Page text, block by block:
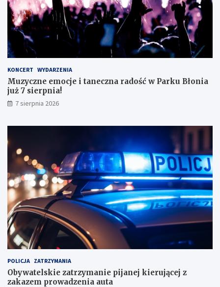
s
k
o
n
a
ł
m
i
w
y
k
a
m
KONCERT WYDARZENIA
Muzyczne emocje i taneczna radość w Parku Błonia
już 7 sierpnia!
7 sierpnia 2026
POLICJA ZATRZYMANIA
Obywatelskie zatrzymanie pijanej kierującej z
zakazem prowadzenia auta